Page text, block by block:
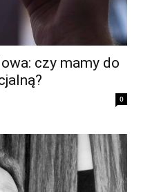
czy mamy do
0